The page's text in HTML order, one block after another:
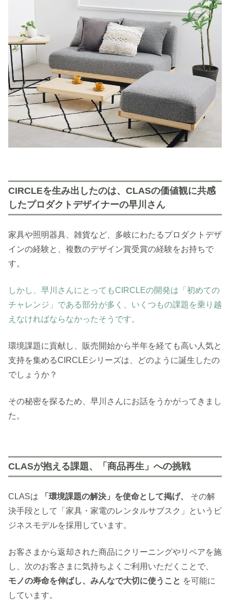
CIRCLEを生み出したのは、CLASの価値観に共感
したプロダクトデザイナーの早川さん
家具や照明器具、雑貨など、多岐にわたるプロダクトデザ
インの経験と、複数のデザイン賞受賞の経験をお持ちで
す。
しかし、早川さんにとってもCIRCLEの開発は「初めての
チャレンジ」である部分が多く、いくつもの課題を乗り越
えなければならなかったそうです。
環境課題に貢献し、販売開始から半年を経ても高い人気と
支持を集めるCIRCLEシリーズは、どのように誕生したの
でしょうか？
その秘密を探るため、早川さんにお話をうかがってきまし
た。
CLASが抱える課題、「商品再生」への挑戦
CLASは 「環境課題の解決」を使命として掲げ、 その解
決手段として「家具・家電のレンタルサブスク」というビ
ジネスモデルを採用しています。
お客さまから返却された商品にクリーニングやリペアを施
し、次のお客さまに気持ちよくご利用いただくことで、
モノの寿命を伸ばし、みんなで大切に使うこと を可能に
しています。